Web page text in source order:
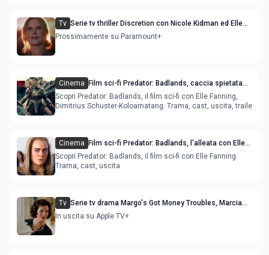
Tv Serie tv thriller Discretion con Nicole Kidman ed Elle
Fanning: trama e cast
Prossimamente su Paramount+
Cinema
Film sci-fi Predator: Badlands, caccia spietata
con Elle Fanning e Dimitrius Schuster-Koloamata
Scopri Predator: Badlands, il film sci-fi con Elle Fanning,
Dimitrius Schuster-Koloamatang. Trama, cast, uscita, traile
Cinema
Film sci-fi Predator: Badlands, l'alleata con Elle
Fanning
Scopri Predator: Badlands, il film sci-fi con Elle Fanning.
Trama, cast, uscita
Tv Serie tv drama Margo's Got Money Troubles, Marcia
Gay Harden si aggiunge al cast
In uscita su Apple TV+